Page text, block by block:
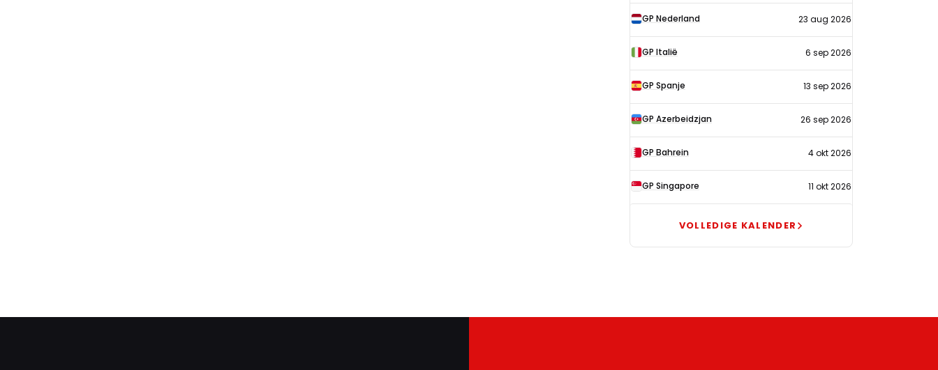
kalender
2026GP Nederland 23 aug 2026
GP Italië 6 sep 2026
GP Spanje 13 sep 2026
GP Azerbeidzjan 26 sep 2026
GP Bahrein 4 okt 2026
GP Singapore 11 okt 2026
VOLLEDIGE KALENDER